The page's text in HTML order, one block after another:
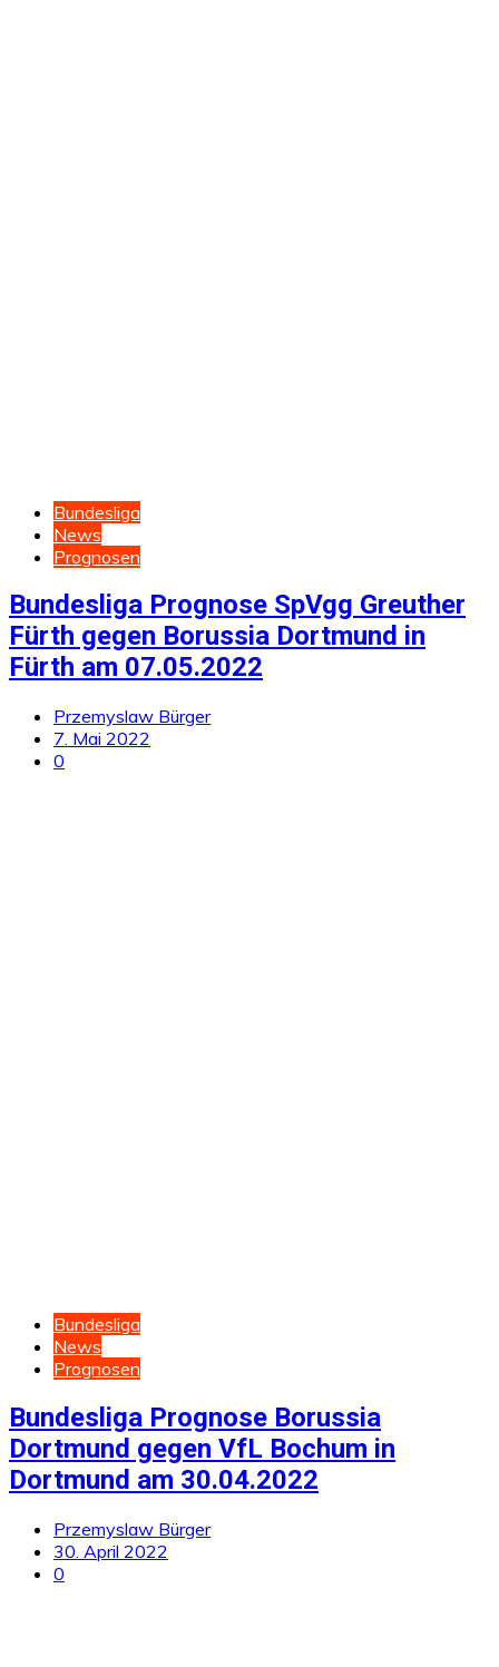
Bundesliga
News
Prognosen
Bundesliga Prognose SpVgg Greuther
Fürth gegen Borussia Dortmund in
Fürth am 07.05.2022
Przemyslaw Bürger
7. Mai 2022
0
Bundesliga
News
Prognosen
Bundesliga Prognose Borussia
Dortmund gegen VfL Bochum in
Dortmund am 30.04.2022
Przemyslaw Bürger
30. April 2022
0